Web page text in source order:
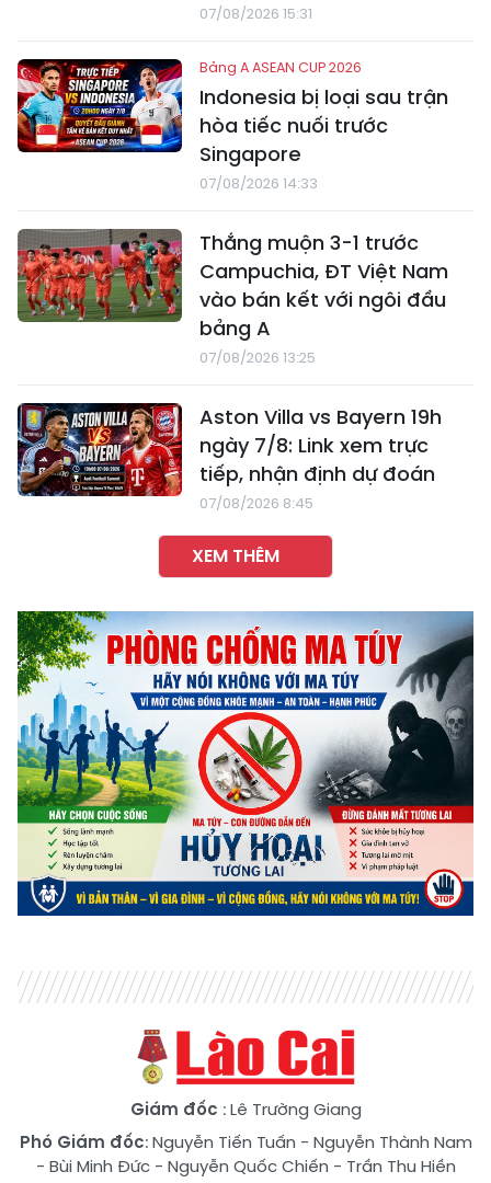
07/08/2026 15:31
Bảng A ASEAN CUP 2026
Indonesia bị loại sau trận
hòa tiếc nuối trước
Singapore
07/08/2026 14:33
Thắng muộn 3-1 trước
Campuchia, ĐT Việt Nam
vào bán kết với ngôi đầu
bảng A
07/08/2026 13:25
Aston Villa vs Bayern 19h
ngày 7/8: Link xem trực
tiếp, nhận định dự đoán
07/08/2026 8:45
XEM THÊM
Giám đốc : Lê Trường Giang
Phó Giám đốc:Nguyễn Tiến Tuấn - Nguyễn Thành Nam
- Bùi Minh Đức- Nguyễn Quốc Chiến - Trần Thu Hiền